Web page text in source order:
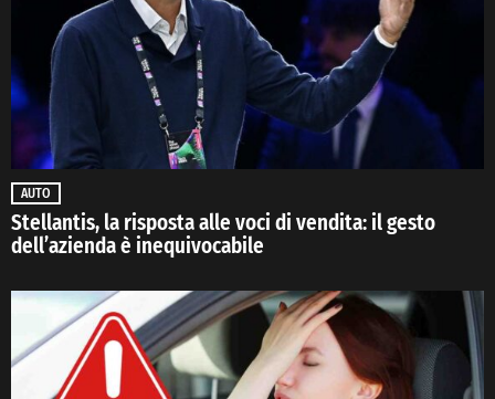
AUTO
Stellantis, la risposta alle voci di vendita: il gesto
dell’azienda è inequivocabile